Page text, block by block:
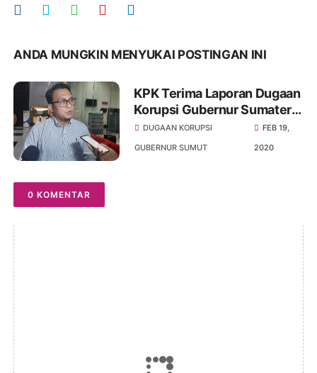
ANDA MUNGKIN MENYUKAI POSTINGAN INI
KPK Terima Laporan Dugaan
Korupsi Gubernur Sumatera
Utara Edy Rahmayadi
DUGAAN KORUPSI
GUBERNUR SUMUT
FEB 19,
2020
0 KOMENTAR